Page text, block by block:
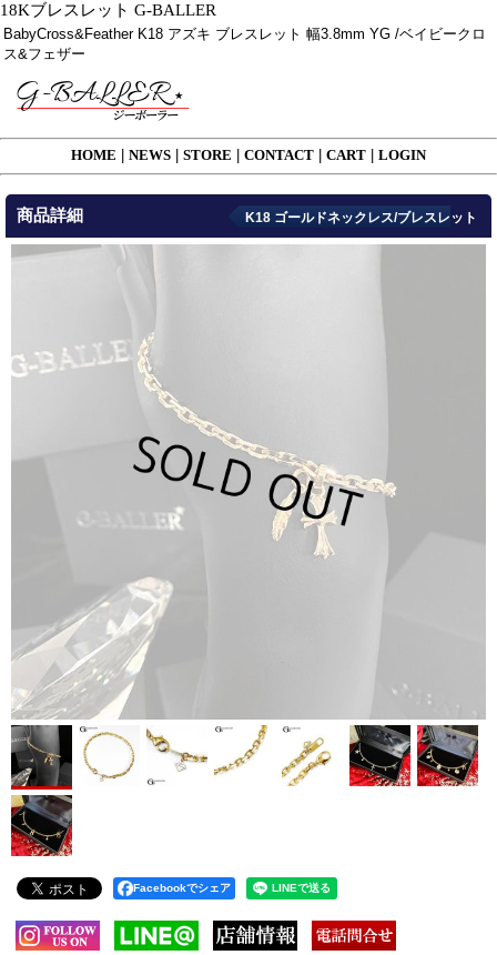
18Kブレスレット G-BALLER
BabyCross&Feather K18 アズキ ブレスレット 幅3.8mm YG /ベイビークロ
ス&フェザー
HOME NEWS STORE CONTACT CART LOGIN
商品詳細 K18 ゴールドネックレス/ブレスレット
Facebookでシェア